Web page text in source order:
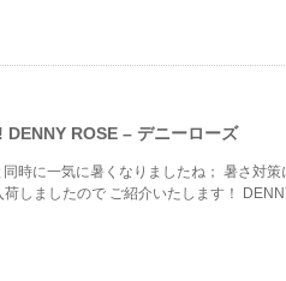
ROSE – デニーローズ
時に一気に暑くなりましたね； 暑さ対策
しましたので ご紹介いたします！